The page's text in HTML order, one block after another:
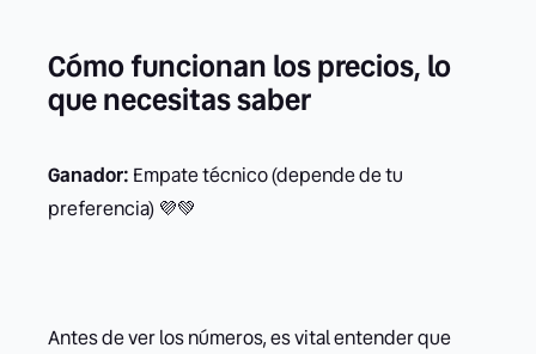
Cómo funcionan los precios, lo
que necesitas saber
Ganador: Empate técnico (depende de tu
preferencia) 💜💚
Antes de ver los números, es vital entender que